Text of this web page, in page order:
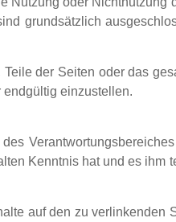
grundsätzlich
der Seiten oder das
einzustellen.
Kenntnis hat und es ihm
auf den zu verlinkenden